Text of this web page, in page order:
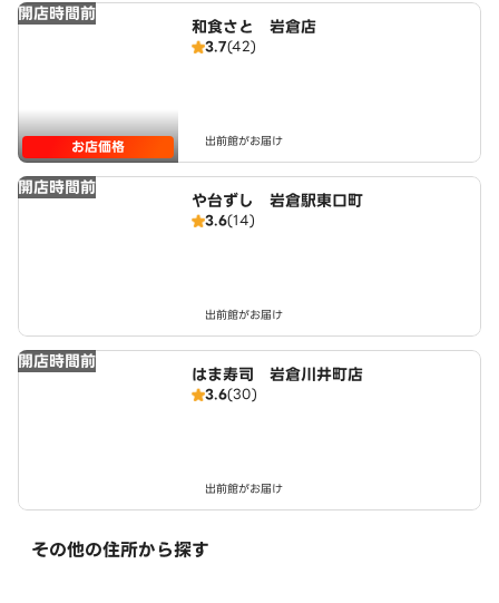
開店時間前
お店価格
和食さと 岩倉店
3.7(42)
出前館がお届け
開店時間前
や台ずし 岩倉駅東口町
3.6(14)
出前館がお届け
開店時間前
はま寿司 岩倉川井町店
3.6(30)
出前館がお届け
その他の住所から探す